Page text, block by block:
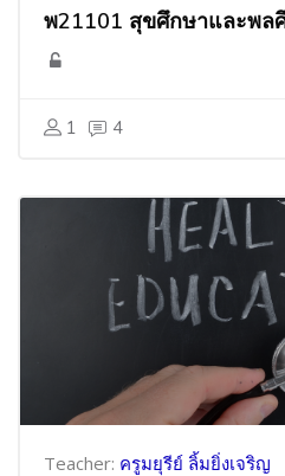
พ21101 สุขศึกษาและพล
1 4
Teacher: ครูมยุรีย์ ลิ้มยิ่งเจริญ